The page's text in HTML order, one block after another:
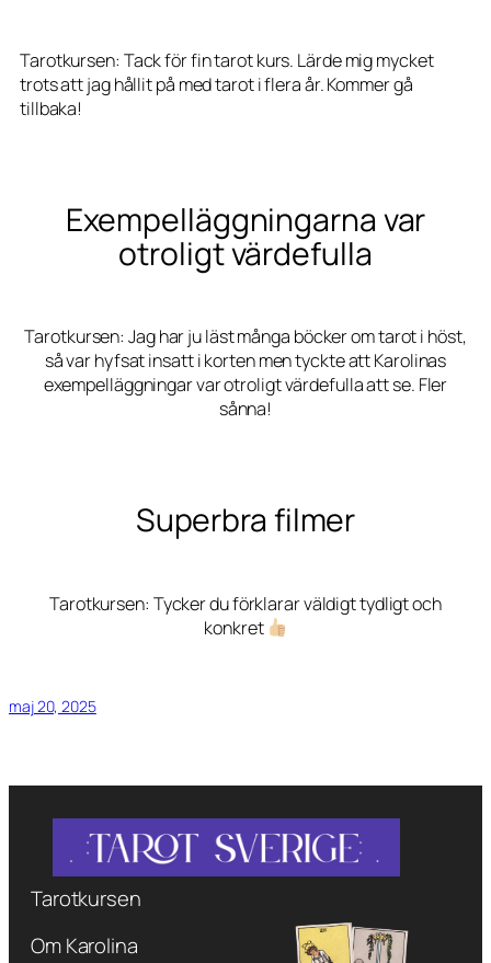
Tarotkursen: Tack för fin tarot kurs. Lärde mig mycket
trots att jag hållit på med tarot i flera år. Kommer gå
tillbaka!
Exempelläggningarna var
otroligt värdefulla
Tarotkursen: Jag har ju läst många böcker om tarot i höst,
så var hyfsat insatt i korten men tyckte att Karolinas
exempelläggningar var otroligt värdefulla att se. Fler
sånna!
Superbra filmer
Tarotkursen: Tycker du förklarar väldigt tydligt och
konkret
maj 20, 2025
Tarotkursen
Om Karolina